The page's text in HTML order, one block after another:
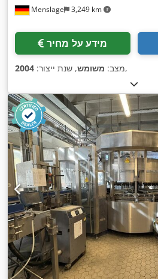
Menslage 3,249 km
מידע על מחיר
מצב: משומש, שנת ייצור: 2004 ,